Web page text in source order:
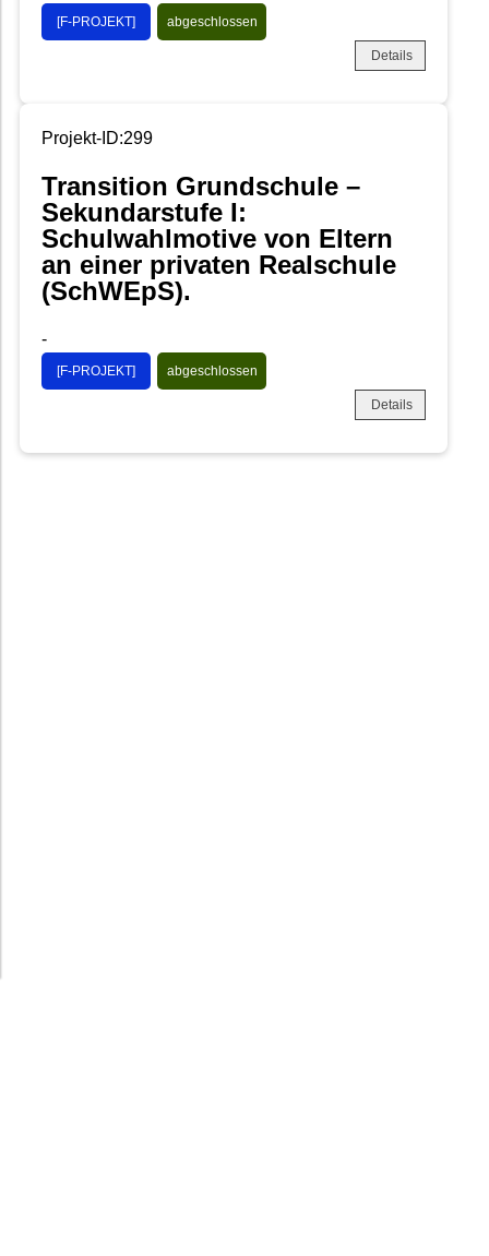
[F-PROJEKT] abgeschlossen
Details
Projekt-ID:299
Transition Grundschule –
Sekundarstufe I:
Schulwahlmotive von Eltern
an einer privaten Realschule
(SchWEpS).
-
[F-PROJEKT] abgeschlossen
Details